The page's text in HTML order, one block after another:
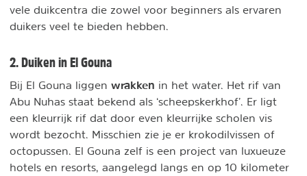
vele duikcentra die zowel voor beginners als ervaren
duikers veel te bieden hebben.
2. Duiken in El Gouna
Bij El Gouna liggen wrakken in het water. Het rif van
Abu Nuhas staat bekend als ‘scheepskerkhof’. Er ligt
een kleurrijk rif dat door even kleurrijke scholen vis
wordt bezocht. Misschien zie je er krokodilvissen of
octopussen. El Gouna zelf is een project van luxueuze
hotels en resorts, aangelegd langs en op 10 kilometer